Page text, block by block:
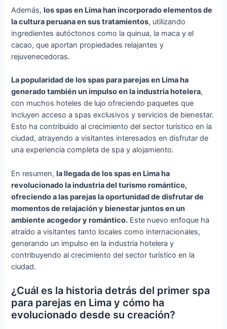
Además,los spas en Lima han incorporado elementos de
la cultura peruana en sus tratamientos, utilizando
ingredientes autóctonos como la quinua, la maca y el
cacao, que aportan propiedades relajantes y
rejuvenecedoras.
La popularidad de los spas para parejas en Lima ha
generado también un impulso en la industria hotelera,
con muchos hoteles de lujo ofreciendo paquetes que
incluyen acceso a spas exclusivos y servicios de bienestar.
Esto ha contribuido al crecimiento del sector turístico en la
ciudad, atrayendo a visitantes interesados en disfrutar de
una experiencia completa de spa y alojamiento.
En resumen,la llegada de los spas en Lima ha
revolucionado la industria del turismo romántico,
ofreciendo a las parejas la oportunidad de disfrutar de
momentos de relajación y bienestar juntos en un
ambiente acogedor y romántico. Este nuevo enfoque ha
atraído a visitantes tanto locales como internacionales,
generando un impulso en la industria hotelera y
contribuyendo al crecimiento del sector turístico en la
ciudad.
¿Cuál es la historia detrás del primer spa
para parejas en Lima y cómo ha
evolucionado desde su creación?